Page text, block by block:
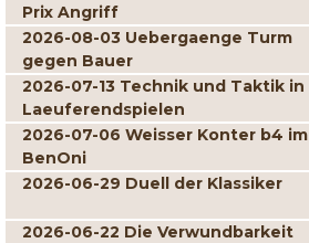
Prix Angriff
2026-08-03 Uebergaenge Turm
gegen Bauer
2026-07-13 Technik und Taktik in
Laeuferendspielen
2026-07-06 Weisser Konter b4 im
BenOni
2026-06-29 Duell der Klassiker
2026-06-22 Die Verwundbarkeit